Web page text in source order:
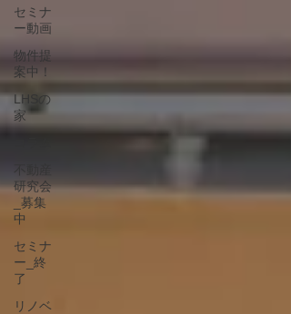
セミナ
ー動画
物件提
案中！
LHSの
家
研究会
_募集
中
セミナ
ー_終
了
リノベ